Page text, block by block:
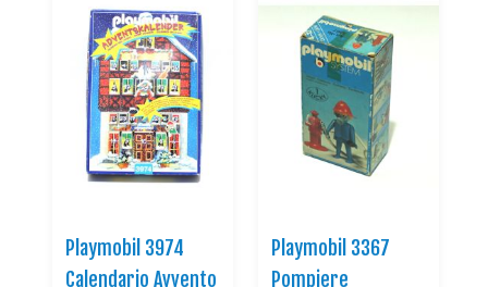
Playmobil 3974
Calendario Avvento
Playmobil 3367
Pompiere